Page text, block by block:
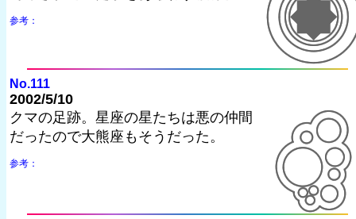
参考：
No.111
2002/5/10
クマの足跡。星座の星たちは悪の仲間
だったので大熊座もそうだった。
参考：